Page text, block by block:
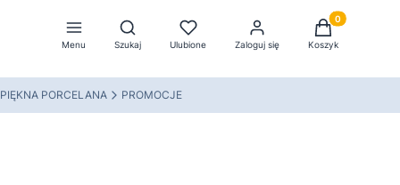
Menu
Otwórz wyszukiwarkę
Szukaj Ulubione Zaloguj się
Produkty w
Koszyk
PIĘKNA PORCELANA PROMOCJE